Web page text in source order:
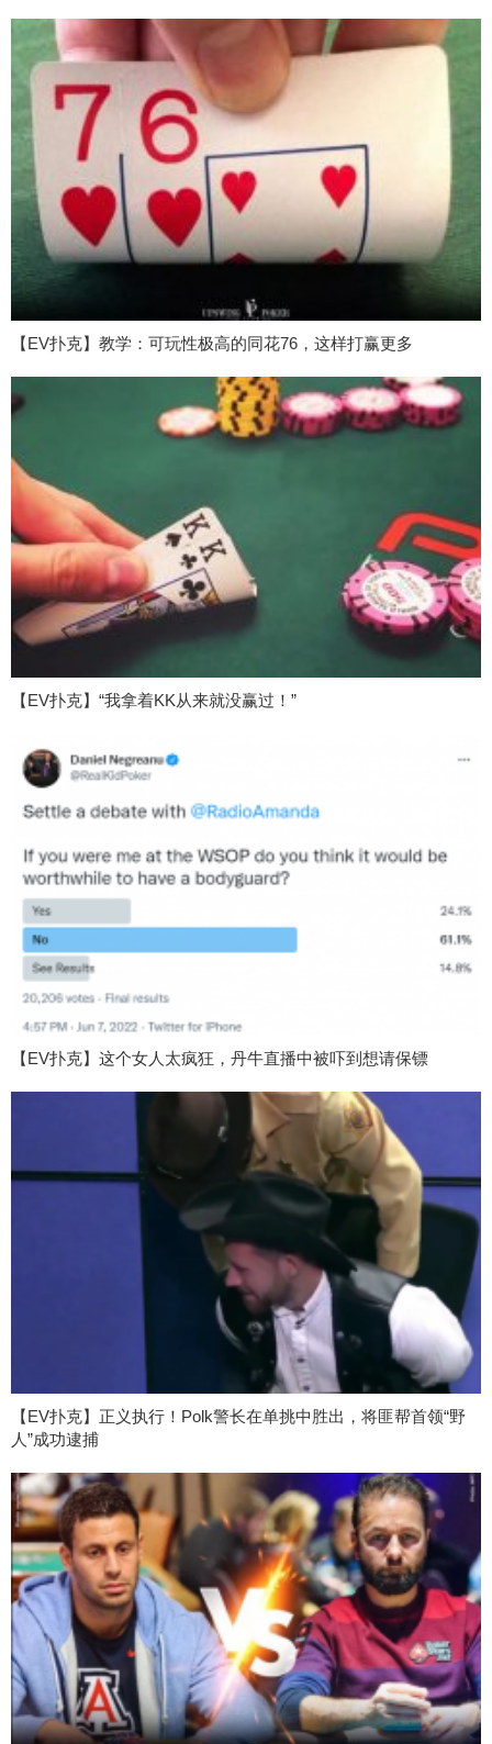
【EV扑克】教学：可玩性极高的同花76，这样打赢更多
【EV扑克】“我拿着KK从来就没赢过！”
【EV扑克】这个女人太疯狂，丹牛直播中被吓到想请保镖
【EV扑克】正义执行！Polk警长在单挑中胜出，将匪帮首领“野
人”成功逮捕